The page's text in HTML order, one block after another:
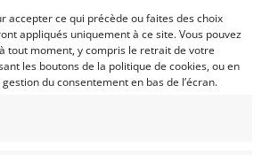
accepter ce qui précède ou faites des choix
appliqués uniquement à ce site. Vous pouvez
tout moment, y compris le retrait de votre
les boutons de la politique de cookies, ou en
du consentement en bas de l’écran.